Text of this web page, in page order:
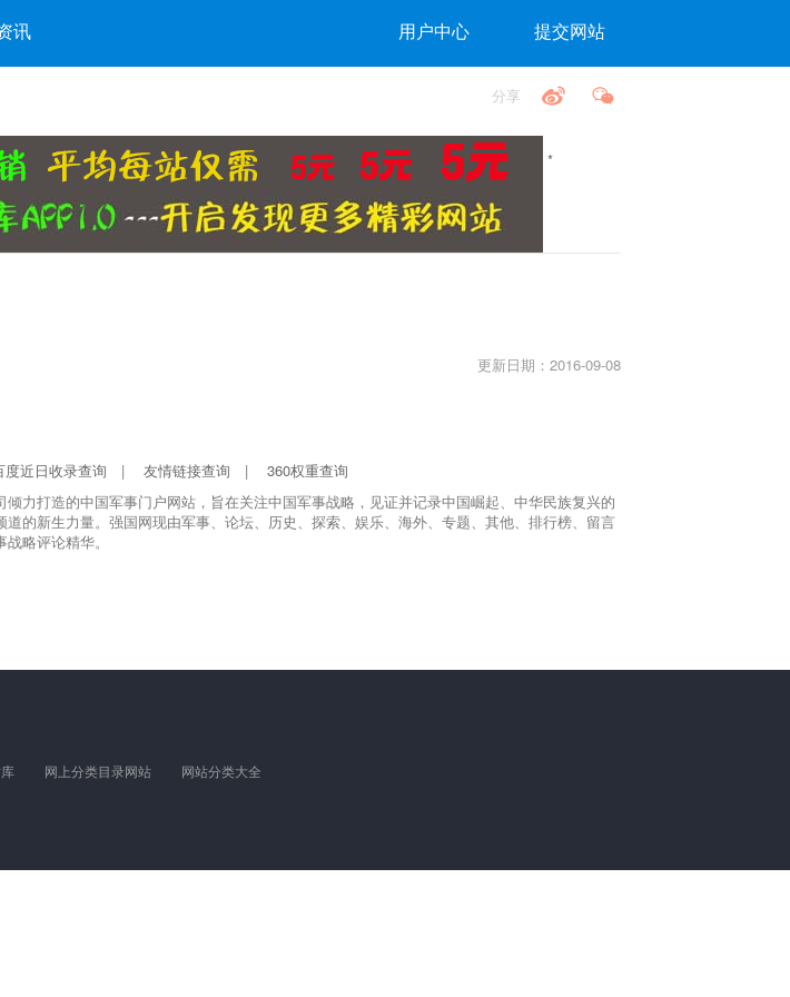
讯 用户中心 提交网站
分享
*
更新日期：2016-09-08
度近日收录查询 | 友情链接查询 | 360权重查询
力打造的中国军事门户网站，旨在关注中国军事战略，见证并记录中国崛起、中华民族复兴的
的新生力量。强国网现由军事、论坛、历史、探索、娱乐、海外、专题、其他、排行榜、留言
略评论精华。
网上分类目录网站
网站分类大全